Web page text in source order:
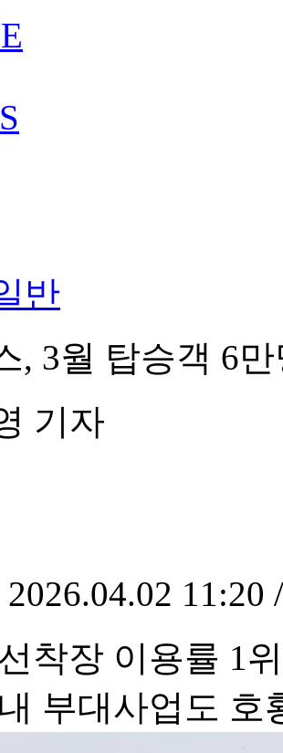
반
, 3월 탑승객 6
기자
11:20
착장 이용률 1위
부대사업도 호